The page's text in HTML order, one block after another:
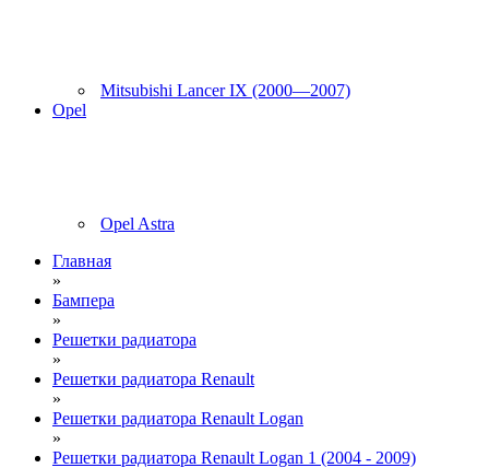
Mitsubishi Lancer IX (2000—2007)
Opel
Opel Astra
Главная
»
Бампера
»
Решетки радиатора
»
Решетки радиатора Renault
»
Решетки радиатора Renault Logan
»
Решетки радиатора Renault Logan 1 (2004 - 2009)